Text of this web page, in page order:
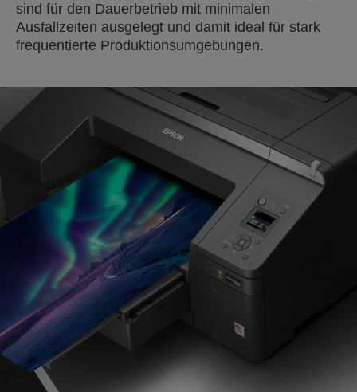
sind für den Dauerbetrieb mit minimalen
Ausfallzeiten ausgelegt und damit ideal für stark
frequentierte Produktionsumgebungen.